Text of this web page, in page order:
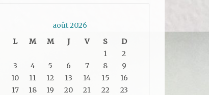
août 2026
L
M M J V S
D
1
2
3
4 5 6 7 8
9
10
11 12 13 14 15
16
17
18 19 20 21 22
23